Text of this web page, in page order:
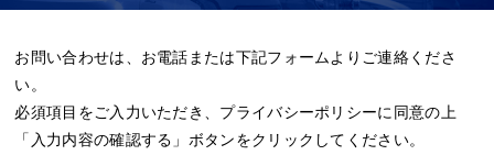
お問い合わせは、お電話または下記フォームよりご連絡くださ
い。
必須項目をご入力いただき、プライバシーポリシーに同意の上
「入力内容の確認する」ボタンをクリックしてください。